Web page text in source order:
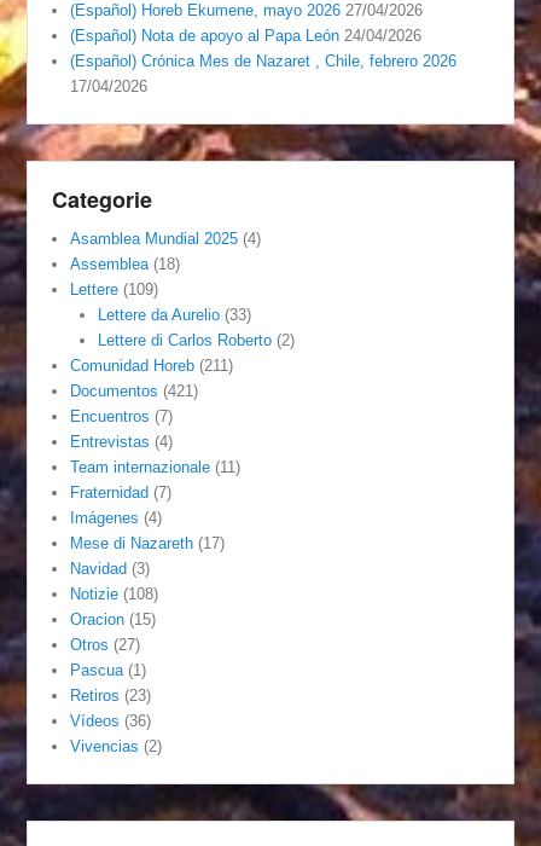
(Español) Horeb Ekumene, mayo 2026 27/04/2026
(Español) Nota de apoyo al Papa León 24/04/2026
(Español) Crónica Mes de Nazaret , Chile, febrero 2026
17/04/2026
Categorie
Asamblea Mundial 2025 (4)
Assemblea (18)
Lettere (109)
Lettere da Aurelio(33)
Lettere di Carlos Roberto(2)
Comunidad Horeb (211)
Documentos (421)
Encuentros (7)
Entrevistas (4)
Team internazionale (11)
Fraternidad (7)
Imágenes (4)
Mese di Nazareth (17)
Navidad (3)
Notizie (108)
Oracion (15)
Otros (27)
Pascua (1)
Retiros (23)
Vídeos (36)
Vivencias (2)